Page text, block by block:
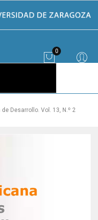
0
Desarrollo. Vol. 13, N.º 2